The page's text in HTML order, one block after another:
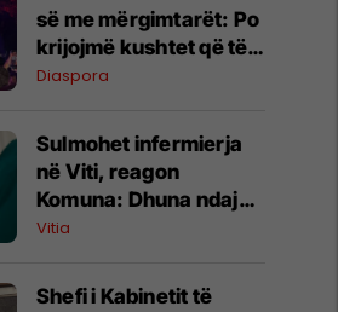
së me mërgimtarët: Po
krijojmë kushtet që të
ktheheni në Kosovë
Diaspora
Sulmohet infermierja
në Viti, reagon
Komuna: Dhuna ndaj
stafit shëndetësor nuk
Vitia
Shefi i Kabinetit të